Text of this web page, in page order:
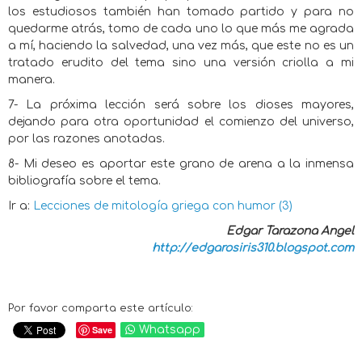
los estudiosos también han tomado partido y para no
quedarme atrás, tomo de cada uno lo que más me agrada
a mí, haciendo la salvedad, una vez más, que este no es un
tratado erudito del tema sino una versión criolla a mi
manera.
7- La próxima lección será sobre los dioses mayores,
dejando para otra oportunidad el comienzo del universo,
por las razones anotadas.
8- Mi deseo es aportar este grano de arena a la inmensa
bibliografía sobre el tema.
Ir a: Lecciones de mitología griega con humor (3)
Edgar Tarazona Angel
http://edgarosiris310.blogspot.com
Por favor comparta este artículo:
Save Whatsapp